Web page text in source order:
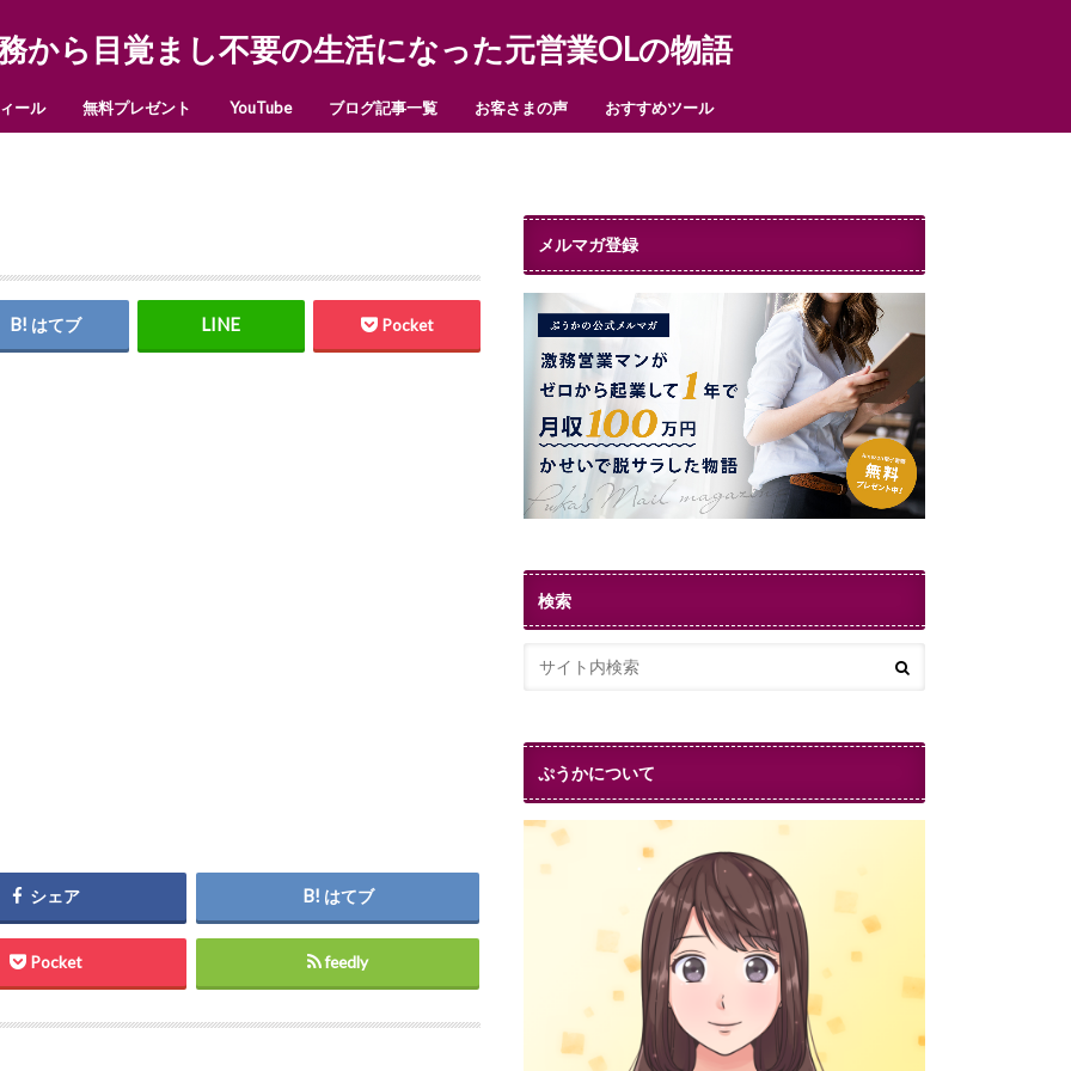
から目覚まし不要の生活になった元営業OLの物語
ール 無料プレゼント YouTube ブログ記事一覧 お客さまの声 おすすめツール
はてブ Pocket
シェア はてブ
Pocket feedly
メルマガ登録
検索
ぷうかについて